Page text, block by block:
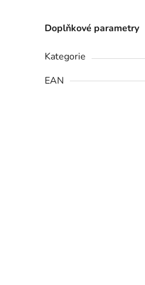
Doplňkové parametry
Kategorie
EAN